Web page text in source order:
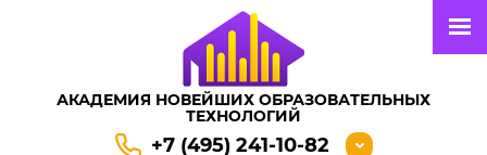
АКАДЕМИЯ НОВЕЙШИХ ОБРАЗОВАТЕЛЬНЫХ
ТЕХНОЛОГИЙ
+7 (495) 241-10-82